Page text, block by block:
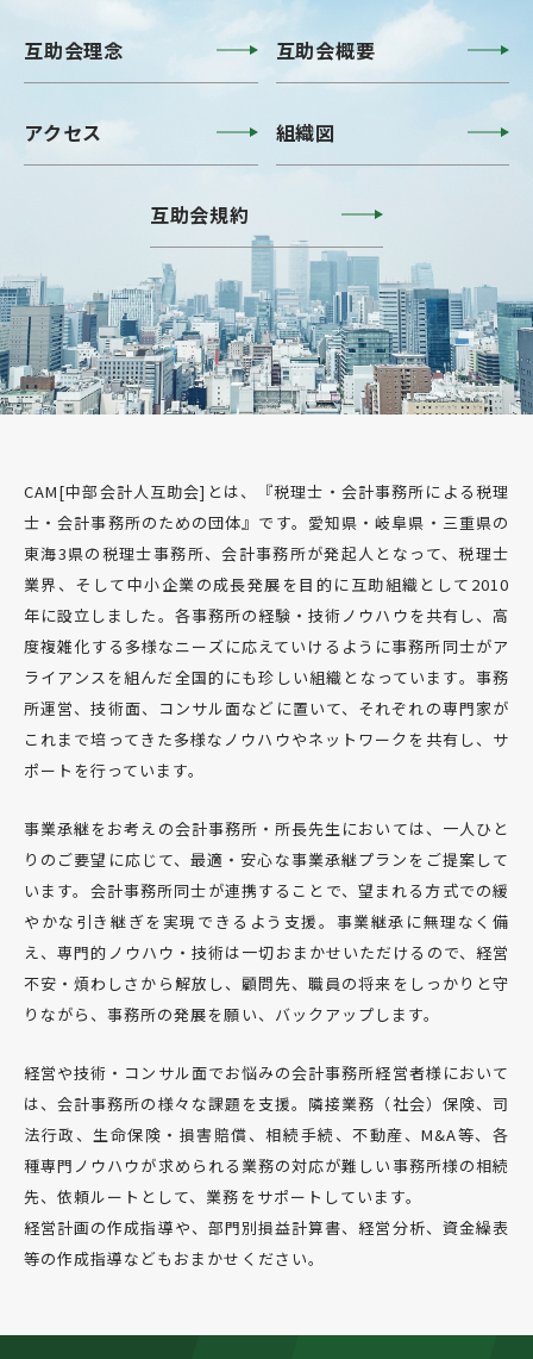
互助会理念 互助会概要
アクセス 組織図
互助会規約
CAM[中部会計人互助会]とは、『税理士・会計事務所による税理
士・会計事務所のための団体』です。愛知県・岐阜県・三重県の
東海3県の税理士事務所、会計事務所が発起人となって、税理士
業界、そして中小企業の成長発展を目的に互助組織として2010
年に設立しました。各事務所の経験・技術ノウハウを共有し、高
度複雑化する多様なニーズに応えていけるように事務所同士がア
ライアンスを組んだ全国的にも珍しい組織となっています。事務
所運営、技術面、コンサル面などに置いて、それぞれの専門家が
これまで培ってきた多様なノウハウやネットワークを共有し、サ
ポートを行っています。
事業承継をお考えの会計事務所・所長先生においては、一人ひと
りのご要望に応じて、最適・安心な事業承継プランをご提案して
います。会計事務所同士が連携することで、望まれる方式での緩
やかな引き継ぎを実現できるよう支援。事業継承に無理なく備
え、専門的ノウハウ・技術は一切おまかせいただけるので、経営
不安・煩わしさから解放し、顧問先、職員の将来をしっかりと守
りながら、事務所の発展を願い、バックアップします。
経営や技術・コンサル面でお悩みの会計事務所経営者様において
は、会計事務所の様々な課題を支援。隣接業務（社会）保険、司
法行政、生命保険・損害賠償、相続手続、不動産、M&A等、各
種専門ノウハウが求められる業務の対応が難しい事務所様の相続
先、依頼ルートとして、業務をサポートしています。
経営計画の作成指導や、部門別損益計算書、経営分析、資金繰表
等の作成指導などもおまかせください。